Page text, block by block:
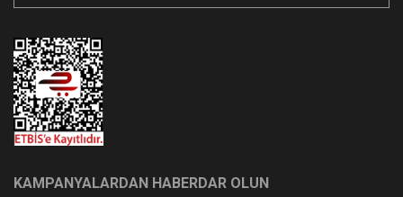
KAMPANYALARDAN HABERDAR OLUN